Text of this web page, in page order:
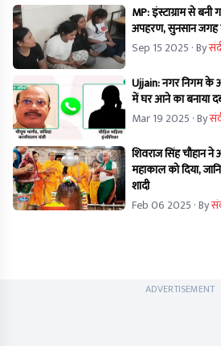
MP: इंस्टाग्राम से बनी
अपहरण, सुनसान जगह
Sep 15 2025 · By
Ujjain: नगर निगम के
में घर आने का बनाया
Mar 19 2025 · By
शिवराज सिंह चौहान ने
महाकाल को दिया,
शादी
Feb 06 2025 · By
ADVERTISEMENT